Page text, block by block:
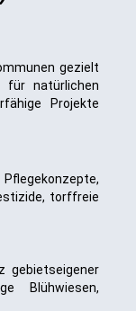
gezielt
für natürlichen
Projekte
torffreie
gebietseigener
Blühwiesen,